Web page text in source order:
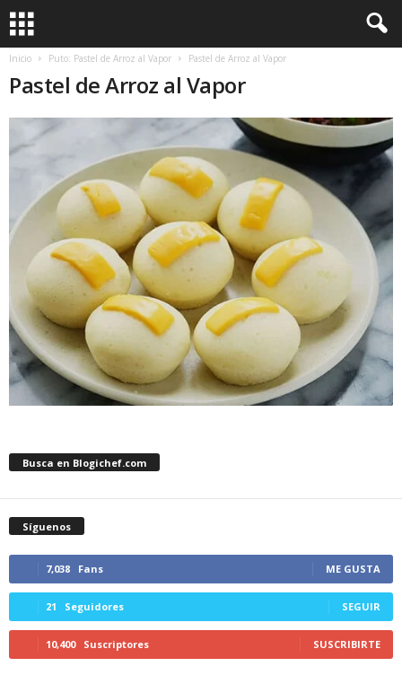
Inicio Puto: Pastel de Arroz al Vapor Pastel de Arroz al Vapor
Pastel de Arroz al Vapor
Busca en Blogichef.com
Síguenos
7,038 Fans ME GUSTA
21 Seguidores SEGUIR
10,400 Suscriptores SUSCRIBIRTE